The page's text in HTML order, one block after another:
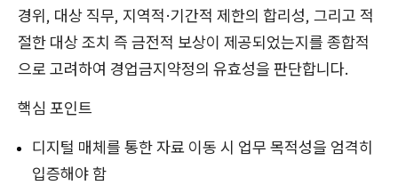
경위, 대상 직무, 지역적·기간적 제한의 합리성, 그리고 적
절한 대상 조치 즉 금전적 보상이 제공되었는지를 종합적
으로 고려하여 경업금지약정의 유효성을 판단합니다.
핵심 포인트
디지털 매체를 통한 자료 이동 시 업무 목적성을 엄격히
입증해야 함